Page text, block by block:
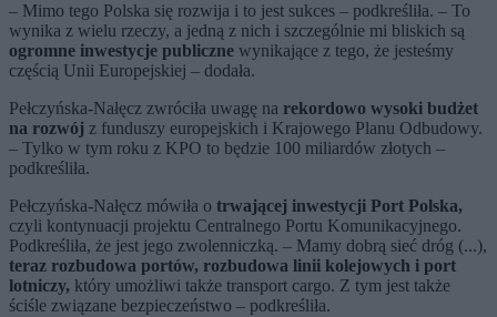
– Mimo tego Polska się rozwija i to jest sukces – podkreśliła. – To
wynika z wielu rzeczy, a jedną z nich i szczególnie mi bliskich są
ogromne inwestycje publiczne wynikające z tego, że jesteśmy
częścią Unii Europejskiej – dodała.
Pełczyńska-Nałęcz zwróciła uwagę na rekordowo wysoki budżet
na rozwój z funduszy europejskich i Krajowego Planu Odbudowy.
– Tylko w tym roku z KPO to będzie 100 miliardów złotych –
podkreśliła.
Pełczyńska-Nałęcz mówiła o trwającej inwestycji Port Polska,
czyli kontynuacji projektu Centralnego Portu Komunikacyjnego.
Podkreśliła, że jest jego zwolenniczką. – Mamy dobrą sieć dróg (...),
teraz rozbudowa portów, rozbudowa linii kolejowych i port
lotniczy, który umożliwi także transport cargo. Z tym jest także
ściśle związane bezpieczeństwo – podkreśliła.